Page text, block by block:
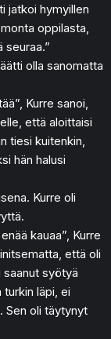
jatkoi hymyillen
oppilasta,
seuraa.”
olla sanomatta
Kurre sanoi,
että aloittaisi
tiesi kuitenkin,
hän halusi
Kurre oli
kauaa”, Kurre
että oli
saanut syötyä
läpi, ei
Sen oli täytynyt